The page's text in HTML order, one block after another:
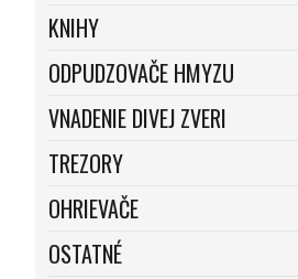
KNIHY
ODPUDZOVAČE HMYZU
VNADENIE DIVEJ ZVERI
TREZORY
OHRIEVAČE
OSTATNÉ